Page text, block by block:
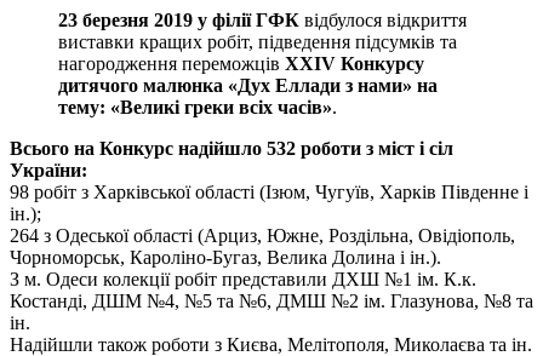
23 березня 2019 у філії ГФК відбулося відкриття
виставки кращих робіт, підведення підсумків та
нагородження переможців XXIV Конкурсу
дитячого малюнка «Дух Еллади з нами» на
тему: «Великі греки всіх часів».
Всього на Конкурс надійшло 532 роботи з міст і сіл
України:
98 робіт з Харківської області (Ізюм, Чугуїв, Харків Південне і
ін.);
264 з Одеської області (Арциз, Южне, Роздільна, Овідіополь,
Чорноморськ, Кароліно-Бугаз, Велика Долина і ін.).
З м. Одеси колекції робіт представили ДХШ №1 ім. К.к.
Костанді, ДШМ №4, №5 та №6, ДМШ №2 ім. Глазунова, №8 та
ін.
Надійшли також роботи з Києва, Мелітополя, Миколаєва та ін.